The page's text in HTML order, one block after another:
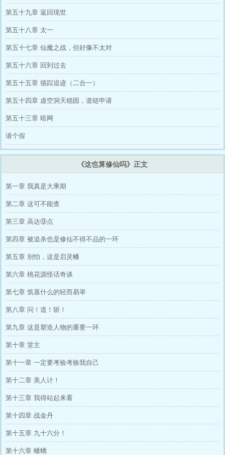
第五十九章 返回现世
第五十八章 太一
第五十七章 仙魔之战，但好像不太对
第五十六章 回到过去
第五十五章 循踪追迹（二合一）
第五十四章 虚空洞天稳固，道链申请
第五十三章 暗网
请个假
《这也算修仙吗》正文
第一章 我真是大乘期
第二章 这可不能查
第三章 高达⑨点
第四章 被追杀也是修仙不得不品的一环
第五章 别怕，这是启灵幡
第六章 桃花源怪话奇谈
第七章 筑基什么的轻而易举
第八章 问！道！斩！
第九章 这是塑造人物的重要一环
第十章 堂主
第十一章 一定要考验考验我自己
第十二章 美人计！
第十三章 我得站起来看
第十四章 战金丹
第十五章 九十六分！
第十六章 蟠螭